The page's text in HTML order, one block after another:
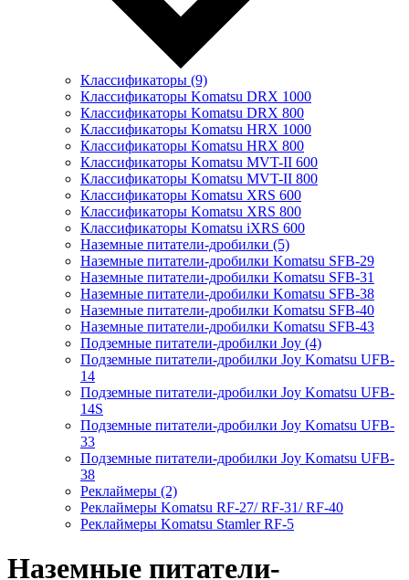
Классификаторы (9)
Классификаторы Komatsu DRX 1000
Классификаторы Komatsu DRX 800
Классификаторы Komatsu HRX 1000
Классификаторы Komatsu HRX 800
Классификаторы Komatsu MVT-II 600
Классификаторы Komatsu MVT-II 800
Классификаторы Komatsu XRS 600
Классификаторы Komatsu XRS 800
Классификаторы Komatsu iXRS 600
Наземные питатели-дробилки (5)
Наземные питатели-дробилки Komatsu SFB-29
Наземные питатели-дробилки Komatsu SFB-31
Наземные питатели-дробилки Komatsu SFB-38
Наземные питатели-дробилки Komatsu SFB-40
Наземные питатели-дробилки Komatsu SFB-43
Подземные питатели-дробилки Joy (4)
Подземные питатели-дробилки Joy Komatsu UFB-
14
Подземные питатели-дробилки Joy Komatsu UFB-
14S
Подземные питатели-дробилки Joy Komatsu UFB-
33
Подземные питатели-дробилки Joy Komatsu UFB-
38
Реклаймеры (2)
Реклаймеры Komatsu RF-27/ RF-31/ RF-40
Реклаймеры Komatsu Stamler RF-5
Наземные питатели-